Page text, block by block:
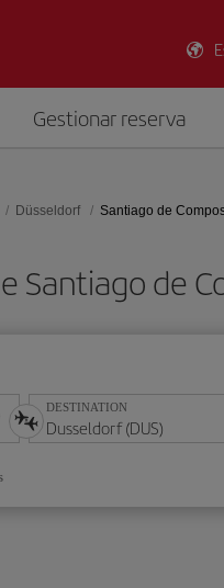
Gestionar reserva
Düsseldorf Santiago de
Santiago de
DESTINATION